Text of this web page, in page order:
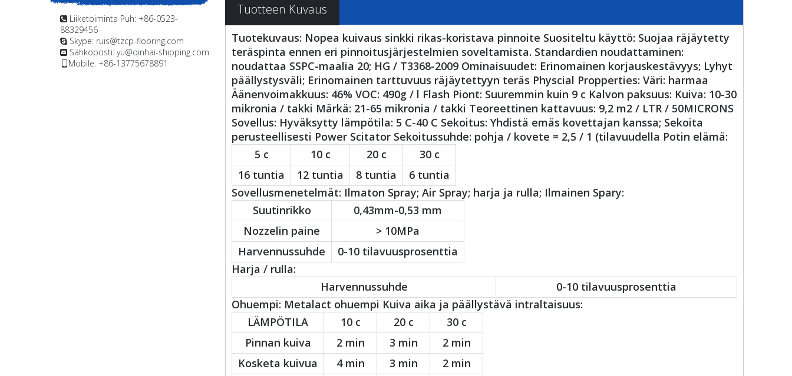
 Liiketoiminta Puh: +86-0523-
88329456
 Skype: ruis@tzcp-flooring.com
 Sähköposti: yu@qinhai-shipping.com
Mobile. +86-13775678891
Tuotteen Kuvaus
Tuotekuvaus: Nopea kuivaus sinkki rikas-koristava pinnoite Suositeltu käyttö: Suojaa räjäytetty
teräspinta ennen eri pinnoitusjärjestelmien soveltamista. Standardien noudattaminen:
noudattaa SSPC-maalia 20; HG / T3368-2009 Ominaisuudet: Erinomainen korjauskestävyys; Lyhyt
päällystysväli; Erinomainen tarttuvuus räjäytettyyn teräs Physcial Propperties: Väri: harmaa
Äänenvoimakkuus: 46% VOC: 490g / l Flash Piont: Suuremmin kuin 9 c Kalvon paksuus: Kuiva: 10-30
mikronia / takki Märkä: 21-65 mikronia / takki Teoreettinen kattavuus: 9,2 m2 / LTR / 50MICRONS
Sovellus: Hyväksytty lämpötila: 5 C-40 C Sekoitus: Yhdistä emäs kovettajan kanssa; Sekoita
perusteellisesti Power Scitator Sekoitussuhde: pohja / kovete = 2,5 / 1 (tilavuudella Potin elämä:
5 c
10 c 20 c
30 c
16 tuntia
12 tuntia 8 tuntia
6 tuntia
Sovellusmenetelmät: Ilmaton Spray; Air Spray; harja ja rulla; Ilmainen Spary:
Suutinrikko
0,43mm-0,53 mm
Nozzelin paine
> 10MPa
Harvennussuhde
0-10 tilavuusprosenttia
Harja / rulla:
Harvennussuhde
0-10 tilavuusprosenttia
Ohuempi: Metalact ohuempi Kuiva aika ja päällystävä intraltaisuus:
LÄMPÖTILA
10 c 20 c
30 c
Pinnan kuiva
2 min 3 min
2 min
Kosketa kuivua
4 min 3 min
2 min